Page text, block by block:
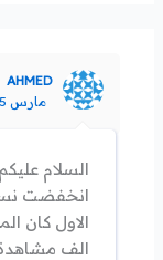
AHMED
مارس 15, 2018 الساعة 5:56 م
السلام
انخفضت
الف مشاهدة